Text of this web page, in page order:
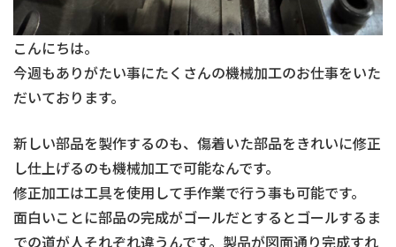
こんにちは。
今週もありがたい事にたくさんの機械加工のお仕事をいた
だいております。
新しい部品を製作するのも、傷着いた部品をきれいに修正
し仕上げるのも機械加工で可能なんです。
修正加工は工具を使用して手作業で行う事も可能です。
面白いことに部品の完成がゴールだとするとゴールするま
での道が人それぞれ違うんです。製品が図面通り完成すれ